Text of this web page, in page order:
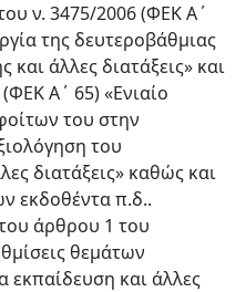
ν. 3475/2006 (ΦΕΚ Α΄
της δευτεροβάθμιας
και άλλες διατάξεις» και
Α΄ 65) «Ενιαίο
του στην
του
διατάξεις» καθώς και
εκδοθέντα π.δ..
άρθρου 1 του
θεμάτων
εκπαίδευση και άλλες